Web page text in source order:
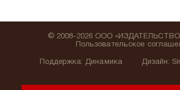
Поддержка: Динамика
© 2008-2026 ООО «ИЗДАТЕЛЬСТВО
Пользовательское
Дизайн: